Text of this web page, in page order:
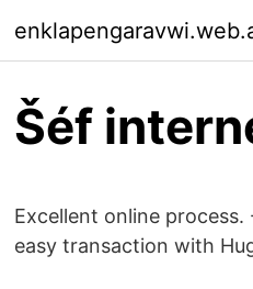
Šéf
Excellent online process.
easy transaction with